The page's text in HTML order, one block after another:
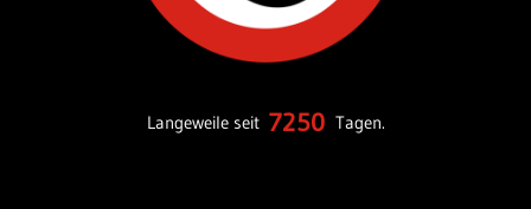
Langeweile seit 7250 Tagen.